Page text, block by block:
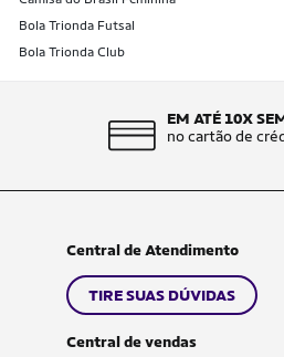
Bola Trionda Futsal
Bola Trionda Club
EM ATÉ 10X
no cartão de
Central de Atendimento
TIRE SUAS DÚVIDAS
Central de vendas